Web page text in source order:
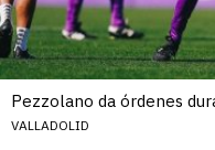
Pezzolano da órdenes
VALLADOLID